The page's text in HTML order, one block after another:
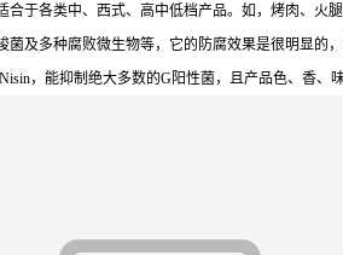
合于各类中、西式、高中低档产品。如，烤肉、火
菌及多种腐败微生物等，它的防腐效果是很明显的
，能抑制绝大多数的G阳性菌，且产品色、香、